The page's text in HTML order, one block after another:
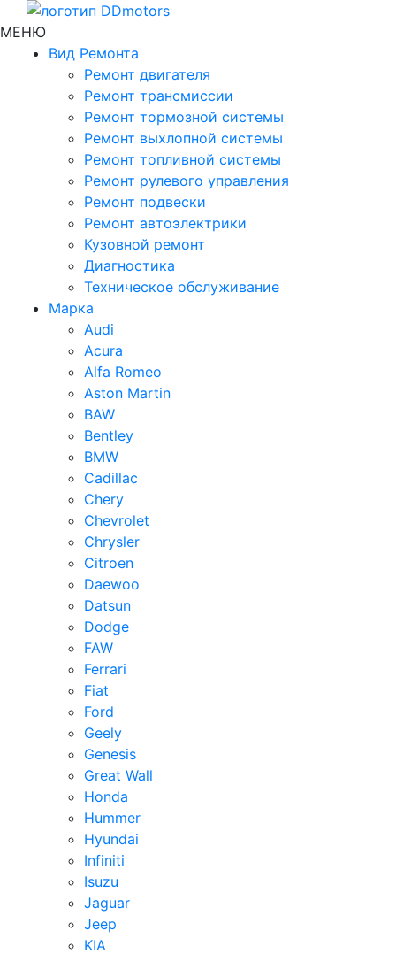
МЕНЮ
Вид Ремонта
Ремонт двигателя
Ремонт трансмиссии
Ремонт тормозной системы
Ремонт выхлопной системы
Ремонт топливной системы
Ремонт рулевого управления
Ремонт подвески
Ремонт автоэлектрики
Кузовной ремонт
Диагностика
Техническое обслуживание
Марка
Audi
Acura
Alfa Romeo
Aston Martin
BAW
Bentley
BMW
Cadillac
Chery
Chevrolet
Chrysler
Citroen
Daewoo
Datsun
Dodge
FAW
Ferrari
Fiat
Ford
Geely
Genesis
Great Wall
Honda
Hummer
Hyundai
Infiniti
Isuzu
Jaguar
Jeep
KIA